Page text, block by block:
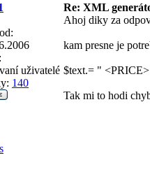
Re: XML
uživatelé
140
Ahoj diky za
kam presne je
$text.= "
Tak mi to hodi